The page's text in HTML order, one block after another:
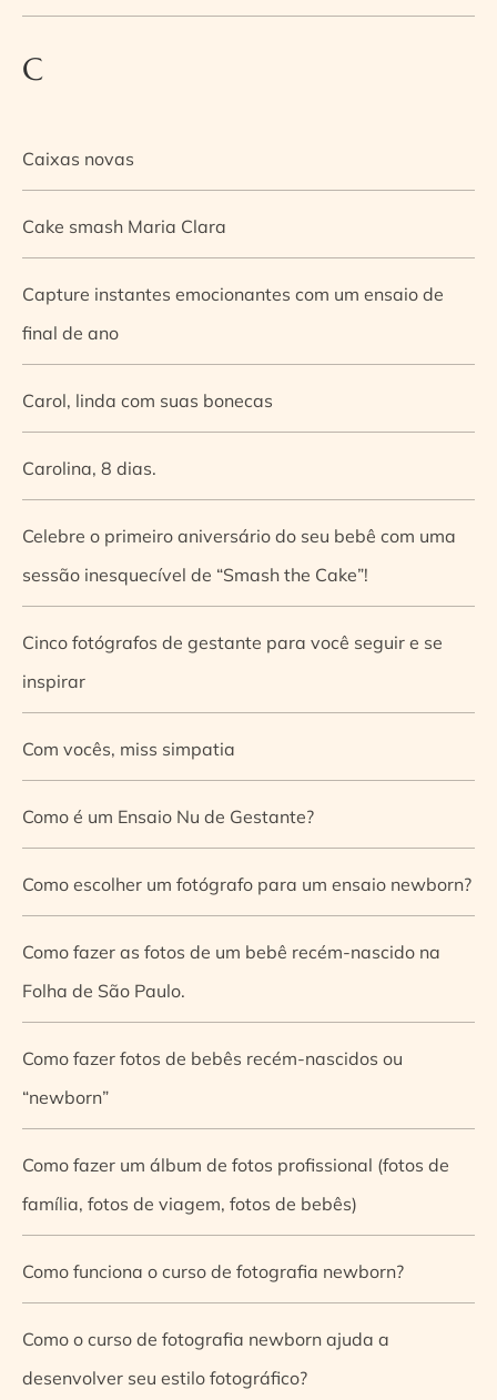
C
Caixas novas
Cake smash Maria Clara
Capture instantes emocionantes com um ensaio de
final de ano
Carol, linda com suas bonecas
Carolina, 8 dias.
Celebre o primeiro aniversário do seu bebê com uma
sessão inesquecível de “Smash the Cake”!
Cinco fotógrafos de gestante para você seguir e se
inspirar
Com vocês, miss simpatia
Como é um Ensaio Nu de Gestante?
Como escolher um fotógrafo para um ensaio newborn?
Como fazer as fotos de um bebê recém-nascido na
Folha de São Paulo.
Como fazer fotos de bebês recém-nascidos ou
“newborn”
Como fazer um álbum de fotos profissional (fotos de
família, fotos de viagem, fotos de bebês)
Como funciona o curso de fotografia newborn?
Como o curso de fotografia newborn ajuda a
desenvolver seu estilo fotográfico?